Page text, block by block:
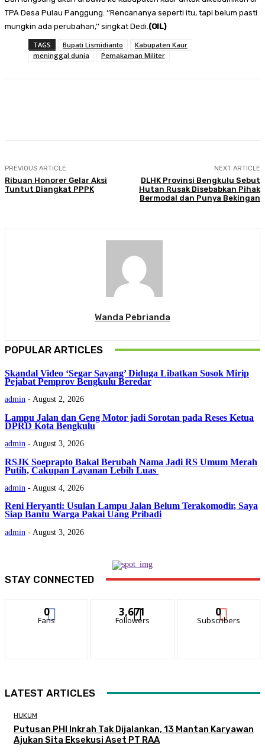
TPA Desa Pulau Panggung. ‘’Rencananya seperti itu, tapi belum pasti
mungkin ada perubahan,’’ singkat Dedi.(OIL)
TAGS Bupati Lismidianto
Kabupaten Kaur
meninggal dunia
Pemakaman Militer
PREVIOUS ARTICLE
Ribuan Honorer Gelar Aksi
Tuntut Diangkat PPPK
NEXT ARTICLE
DLHK Provinsi Bengkulu Sebut
Hutan Rusak Disebabkan Pihak
Bermodal dan Punya Bekingan
Wanda Pebrianda
POPULAR ARTICLES
Skandal Video ‘Segar Sayang’ Diduga Libatkan Sosok Mirip
Pejabat Pemprov Bengkulu Beredar
admin - August 2, 2026
Lampu Jalan dan Geng Motor jadi Sorotan pada Reses Ketua
DPRD Kota Bengkulu
admin - August 3, 2026
RSJK Soeprapto Bakal Berubah Nama Jadi RS Umum Merah
Putih, Cakupan Layanan Lebih Luas
admin - August 4, 2026
Reni Heryanti: Usulan Lampu Jalan Belum Terakomodir, Saya
Siap Bantu Warga Pakai Uang Pribadi
admin - August 3, 2026
STAY CONNECTED
0
Fans
3,671
Followers
0
Subscribers
LATEST ARTICLES
HUKUM
Putusan PHI Inkrah Tak Dijalankan, 13 Mantan Karyawan
Ajukan Sita Eksekusi Aset PT RAA